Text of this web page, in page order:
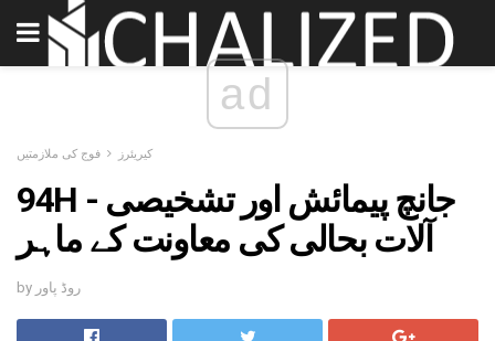
ad
کیریئرز فوج کی ملازمتیں
94H - جانچ پیمائش اور تشخیصی
آلات بحالی کی معاونت کے ماہر
by روڈ پاور